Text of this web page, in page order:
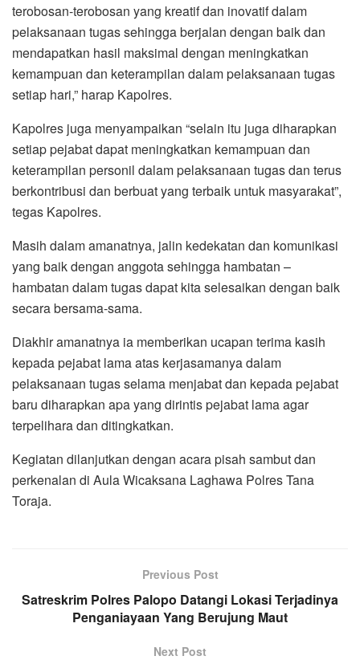
terobosan-terobosan yang kreatif dan inovatif dalam
pelaksanaan tugas sehingga berjalan dengan baik dan
mendapatkan hasil maksimal dengan meningkatkan
kemampuan dan keterampilan dalam pelaksanaan tugas
setiap hari,” harap Kapolres.
Kapolres juga menyampaikan “selain itu juga diharapkan
setiap pejabat dapat meningkatkan kemampuan dan
keterampilan personil dalam pelaksanaan tugas dan terus
berkontribusi dan berbuat yang terbaik untuk masyarakat”,
tegas Kapolres.
Masih dalam amanatnya, jalin kedekatan dan komunikasi
yang baik dengan anggota sehingga hambatan –
hambatan dalam tugas dapat kita selesaikan dengan baik
secara bersama-sama.
Diakhir amanatnya ia memberikan ucapan terima kasih
kepada pejabat lama atas kerjasamanya dalam
pelaksanaan tugas selama menjabat dan kepada pejabat
baru diharapkan apa yang dirintis pejabat lama agar
terpelihara dan ditingkatkan.
Kegiatan dilanjutkan dengan acara pisah sambut dan
perkenalan di Aula Wicaksana Laghawa Polres Tana
Toraja.
Previous Post
Satreskrim Polres Palopo Datangi Lokasi Terjadinya
Penganiayaan Yang Berujung Maut
Next Post